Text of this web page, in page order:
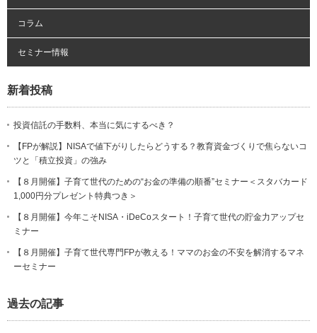
コラム
セミナー情報
新着投稿
投資信託の手数料、本当に気にするべき？
【FPが解説】NISAで値下がりしたらどうする？教育資金づくりで焦らないコ
ツと「積立投資」の強み
【８月開催】子育て世代のための“お金の準備の順番”セミナー＜スタバカード
1,000円分プレゼント特典つき＞
【８月開催】今年こそNISA・iDeCoスタート！子育て世代の貯金力アップセ
ミナー
【８月開催】子育て世代専門FPが教える！ママのお金の不安を解消するマネ
ーセミナー
過去の記事